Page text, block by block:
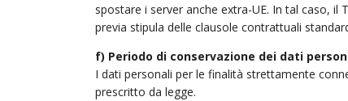
spostare i server anche extra-UE. In tal caso, il
previa stipula delle clausole contrattuali
f) Periodo di conservazione dei dati
I dati personali per le finalità strettamente
prescritto da legge.